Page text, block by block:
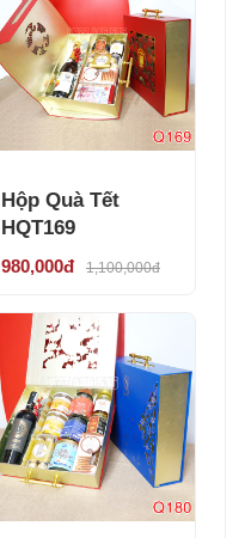
Hộp Quà Tết
HQT169
980,000đ 1,100,000đ